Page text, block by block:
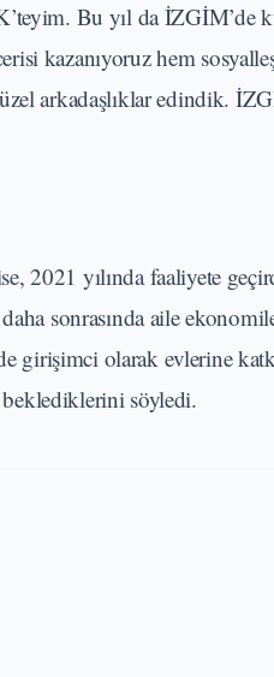
Bu yıl da İZGİM’de
kazanıyoruz hem
arkadaşlıklar edindik.
2021 yılında faaliyete
daha sonrasında aile
girişimci olarak evlerine
beklediklerini söyledi.